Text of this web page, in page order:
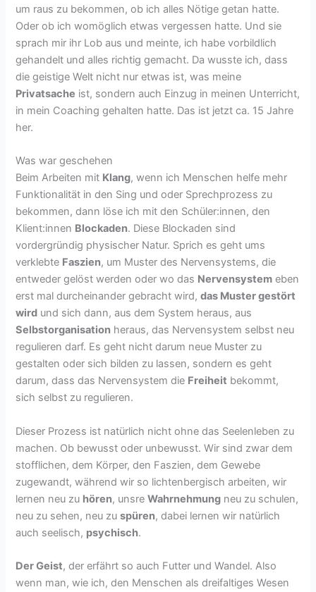
um raus zu bekommen, ob ich alles Nötige getan hatte.
Oder ob ich womöglich etwas vergessen hatte. Und sie
sprach mir ihr Lob aus und meinte, ich habe vorbildlich
gehandelt und alles richtig gemacht. Da wusste ich, dass
die geistige Welt nicht nur etwas ist, was meine
Privatsache ist, sondern auch Einzug in meinen Unterricht,
in mein Coaching gehalten hatte. Das ist jetzt ca. 15 Jahre
her.
Was war geschehen
Beim Arbeiten mit Klang, wenn ich Menschen helfe mehr
Funktionalität in den Sing und oder Sprechprozess zu
bekommen, dann löse ich mit den Schüler:innen, den
Klient:innen Blockaden. Diese Blockaden sind
vordergründig physischer Natur. Sprich es geht ums
verklebte Faszien, um Muster des Nervensystems, die
entweder gelöst werden oder wo das Nervensystem eben
erst mal durcheinander gebracht wird,das Muster gestört
wird und sich dann, aus dem System heraus, aus
Selbstorganisation heraus, das Nervensystem selbst neu
regulieren darf. Es geht nicht darum neue Muster zu
gestalten oder sich bilden zu lassen, sondern es geht
darum, dass das Nervensystem die Freiheit bekommt,
sich selbst zu regulieren.
Dieser Prozess ist natürlich nicht ohne das Seelenleben zu
machen. Ob bewusst oder unbewusst. Wir sind zwar dem
stofflichen, dem Körper, den Faszien, dem Gewebe
zugewandt, während wir so lichtenbergisch arbeiten, wir
lernen neu zu hören, unsreWahrnehmung neu zu schulen,
neu zu sehen, neu zuspüren, dabei lernen wir natürlich
auch seelisch, psychisch.
Der Geist, der erfährt so auch Futter und Wandel. Also
wenn man, wie ich, den Menschen als dreifaltiges Wesen